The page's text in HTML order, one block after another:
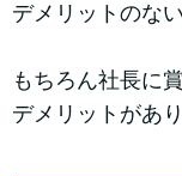
デメリットのな
もちろん社長に
デメリットがあり